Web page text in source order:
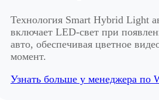
Технология Smart Hybrid Light
включает LED-свет при
авто, обеспечивая цветное
момент.
Узнать больше у менеджера по